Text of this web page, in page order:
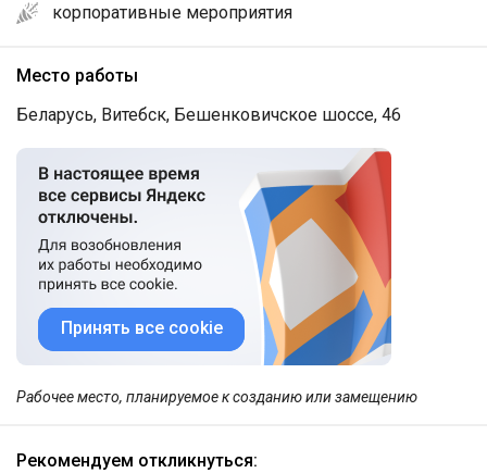
корпоративные мероприятия
Место работы
Беларусь, Витебск, Бешенковичское шоссе, 46
Принять все cookie
Рабочее место, планируемое к созданию или замещению
Рекомендуем откликнуться: